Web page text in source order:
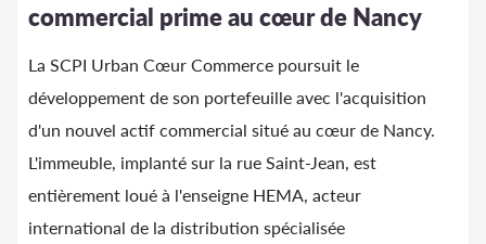
commercial prime au cœur de Nancy
La SCPI Urban Cœur Commerce poursuit le
développement de son portefeuille avec l'acquisition
d'un nouvel actif commercial situé au cœur de Nancy.
L'immeuble, implanté sur la rue Saint-Jean, est
entièrement loué à l'enseigne HEMA, acteur
international de la distribution spécialisée